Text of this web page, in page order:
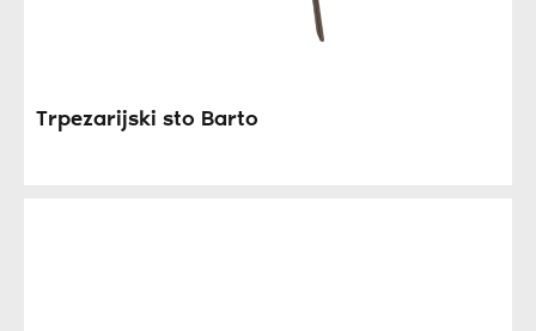
Trpezarijski sto Barto